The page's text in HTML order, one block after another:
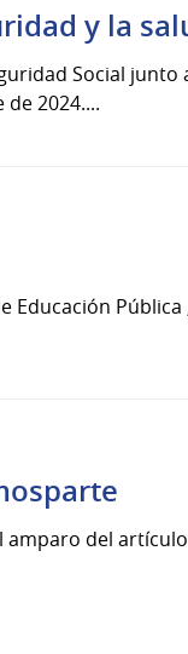
y la
Social junto
2024....
Educación
del artículo